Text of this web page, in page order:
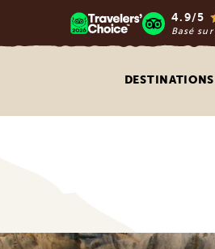
4.9/5
Basé sur
DESTINATIONS